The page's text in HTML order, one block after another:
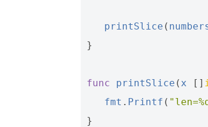
printSlice (
}
func printSlice ( x []
fmt . Printf (
}